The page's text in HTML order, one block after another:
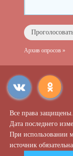
Архив опросов »
Все права защищены.
Дата последнего
При использовании
источник обязательна